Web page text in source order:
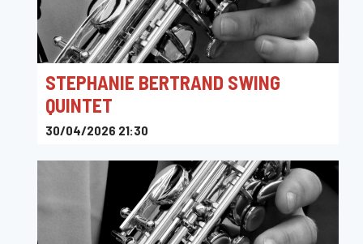
STEPHANIE BERTRAND SWING
QUINTET
30/04/2026 21:30